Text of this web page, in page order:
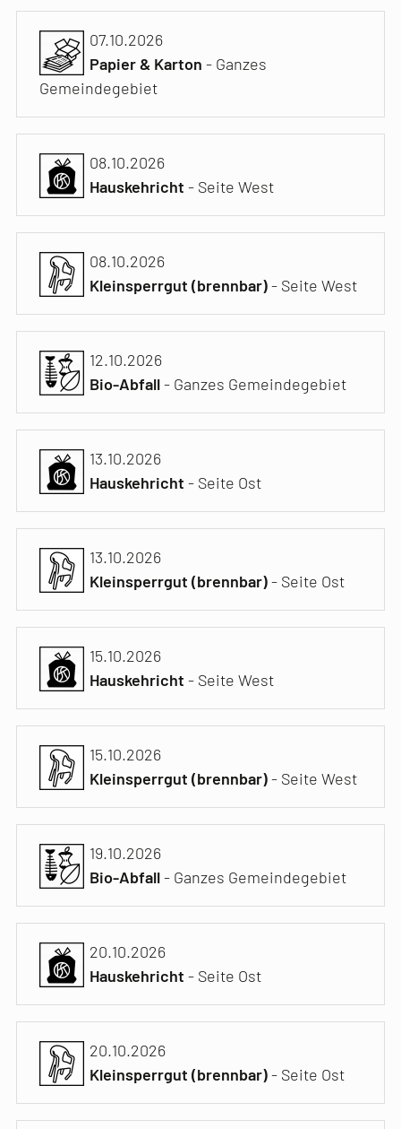
07.10.2026
Papier & Karton - Ganzes
Gemeindegebiet
08.10.2026
Hauskehricht- Seite West
08.10.2026
Kleinsperrgut (brennbar)- Seite West
12.10.2026
Bio-Abfall- Ganzes Gemeindegebiet
13.10.2026
Hauskehricht- Seite Ost
13.10.2026
Kleinsperrgut (brennbar)- Seite Ost
15.10.2026
Hauskehricht- Seite West
15.10.2026
Kleinsperrgut (brennbar)- Seite West
19.10.2026
Bio-Abfall- Ganzes Gemeindegebiet
20.10.2026
Hauskehricht- Seite Ost
20.10.2026
Kleinsperrgut (brennbar)- Seite Ost